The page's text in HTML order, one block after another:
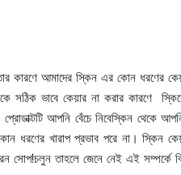
আমাদের স্কিন এর কোন ধরণের
ভাবে কেয়ার না করার কারণে
আপনি বেঁচে নিবেস্কিন থেকে
খারাপ প্রভাব পরে না। স্কিন
সোপ!চলুন তাহলে জেনে নেই এই সম্পর্কে